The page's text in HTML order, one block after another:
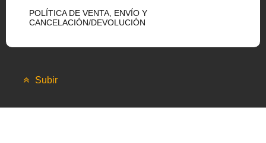
POLÍTICA DE VENTA, ENVÍO Y
CANCELACIÓN/DEVOLUCIÓN
Subir